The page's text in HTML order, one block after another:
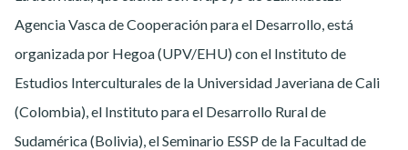
Agencia Vasca de Cooperación para el Desarrollo, está
organizada por Hegoa (UPV/EHU) con el Instituto de
Estudios Interculturales de la Universidad Javeriana de Cali
(Colombia), el Instituto para el Desarrollo Rural de
Sudamérica (Bolivia), el Seminario ESSP de la Facultad de